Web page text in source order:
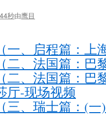
秒由鹰目
一、启程篇：上
二、法国篇：巴
二、法国篇：巴
厅-现场视频
三、瑞士篇：(